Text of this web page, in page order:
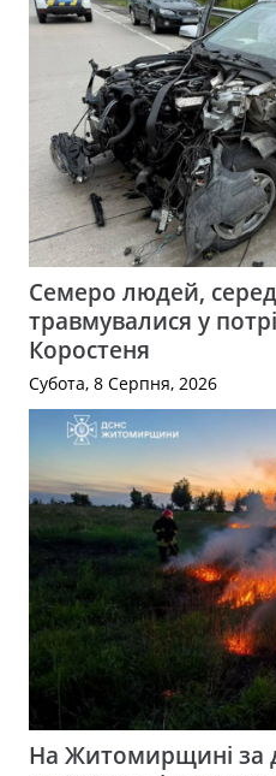
Семеро людей,
травмувалися у
Коростеня
Субота, 8 Серпня, 2026
На Житомирщині за